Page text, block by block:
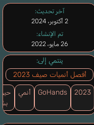
آخر تحديث:
2 أكتوبر، 2024
تم الإنشاء:
26 مايو، 2022
ينتمي إلى:
أفصل أنميات صيف 2023
2023
GoHands أنمي